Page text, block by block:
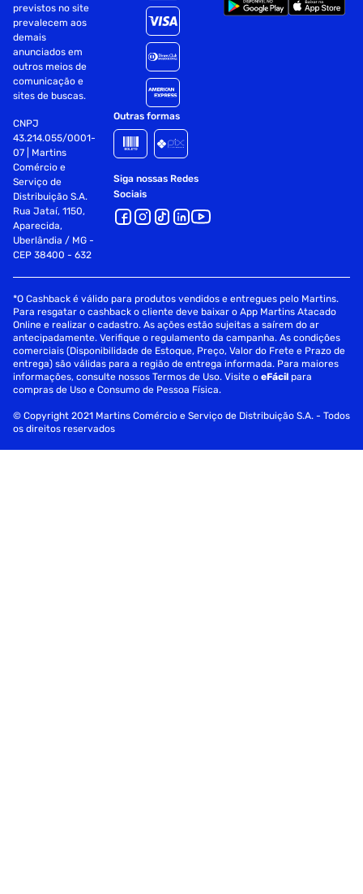
previstos no site
prevalecem aos
demais
anunciados em
outros meios de
comunicação e
sites de buscas.
CNPJ
43.214.055/0001-
07 | Martins
Comércio e
Serviço de
Distribuição S.A.
Rua Jataí, 1150,
Aparecida,
Uberlândia / MG -
CEP 38400 - 632
Outras formas
Siga nossas Redes
Sociais
*O Cashback é válido para produtos vendidos e entregues pelo Martins.
Para resgatar o cashback o cliente deve baixar o App Martins Atacado
Online e realizar o cadastro. As ações estão sujeitas a saírem do ar
antecipadamente. Verifique o regulamento da campanha. As condições
comerciais (Disponibilidade de Estoque, Preço, Valor do Frete e Prazo de
entrega) são válidas para a região de entrega informada. Para maiores
informações, consulte nossos Termos de Uso. Visite oeFácil para
compras de Uso e Consumo de Pessoa Física.
© Copyright 2021 Martins Comércio e Serviço de Distribuição S.A. - Todos
os direitos reservados